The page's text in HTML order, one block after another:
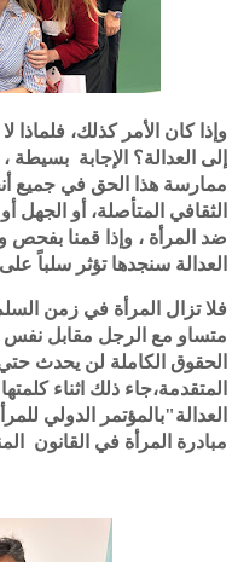
وإذا كان الأمر كذلك،
إلى العدالة؟ الإجابة بسيطة
ممارسة هذا الحق في جميع
الثقافي المتأصلة، أو
ضد المرأة ، وإذا قمنا
العدالة سنجدها تؤثر سلباً
فلا تزال المرأة في زمن
متساو مع الرجل مقابل نفس
الحقوق الكاملة لن يحدث
المتقدمة،جاء ذلك اثناء
مبادرة المرأة في القانون